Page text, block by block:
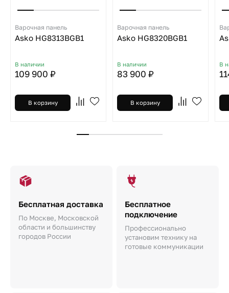
Варочная панель
Asko HG8313BGB1
В наличии
109 900 ₽
В корзину
Варочная панель
Asko HG8320BGB1
В наличии
83 900 ₽
В корзину
В
Бесплатная доставка
По Москве, Московской
области и большинству
городов России
Бесплатное
подключение
Профессионально
установим технику на
готовые коммуникации